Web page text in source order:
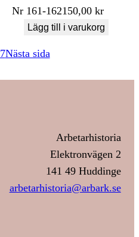
Nr 161-162150,00kr
Lägg till i varukorg
7Nästa sida
Arbetarhistoria
Elektronvägen 2
141 49 Huddinge
arbetarhistoria@arbark.se